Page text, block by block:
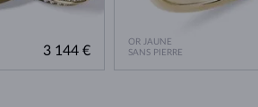
3 144 €
OR JAUNE
SANS PIERRE